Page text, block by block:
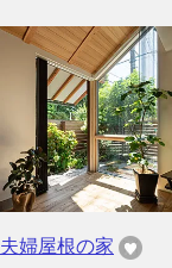
夫婦屋根の家